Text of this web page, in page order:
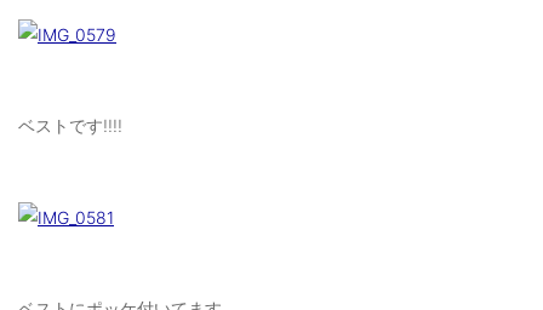
PANTS/SKIRT : パンツ・スカート
ベストです!!!!